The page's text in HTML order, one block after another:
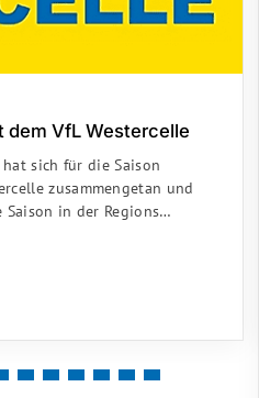
dem VfL Westercelle
hat sich für die Saison
zusammengetan und
in der Regions…